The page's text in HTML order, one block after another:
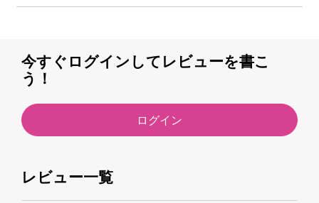
今すぐログインしてレビューを書こ
う！
ログイン
レビュー一覧